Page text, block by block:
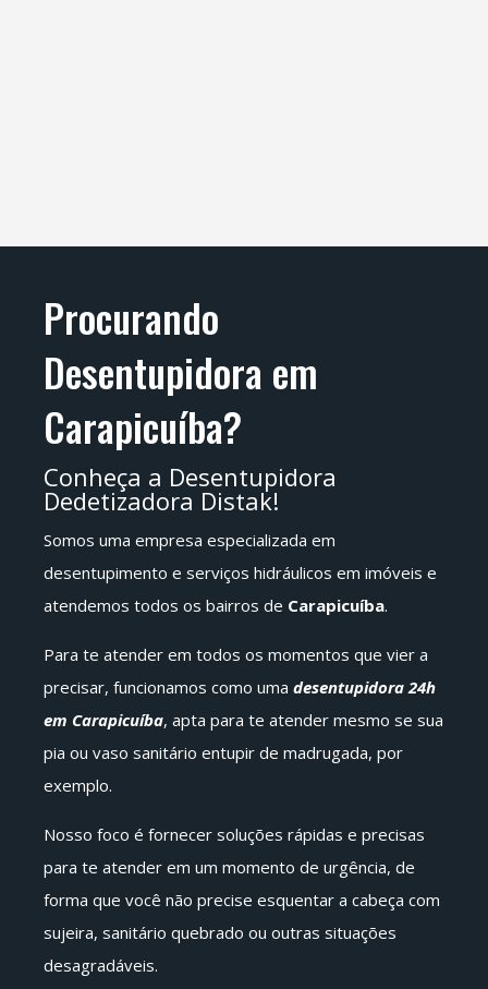
Procurando
Desentupidora em
Carapicuíba?
Conheça a Desentupidora
Dedetizadora Distak!
Somos uma empresa especializada em
desentupimento e serviços hidráulicos em imóveis e
atendemos todos os bairros de Carapicuíba.
Para te atender em todos os momentos que vier a
precisar, funcionamos como uma desentupidora 24h
em Carapicuíba, apta para te atender mesmo se sua
pia ou vaso sanitário entupir de madrugada, por
exemplo.
Nosso foco é fornecer soluções rápidas e precisas
para te atender em um momento de urgência, de
forma que você não precise esquentar a cabeça com
sujeira, sanitário quebrado ou outras situações
desagradáveis.